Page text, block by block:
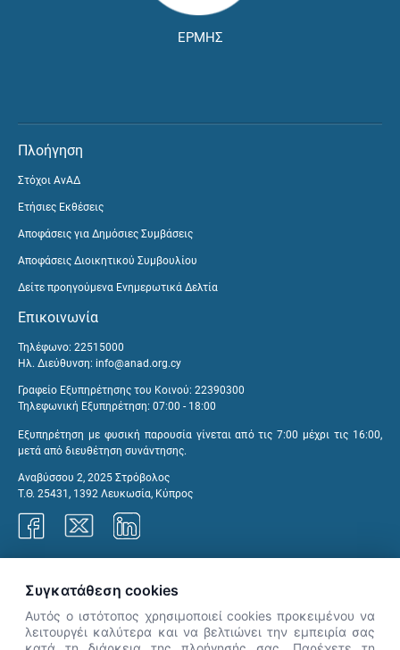
ΕΡΜΗΣ
Πλοήγηση
Στόχοι ΑνΑΔ
Ετήσιες Εκθέσεις
Αποφάσεις για Δημόσιες Συμβάσεις
Αποφάσεις Διοικητικού Συμβουλίου
Δείτε προηγούμενα Ενημερωτικά Δελτία
Επικοινωνία
Τηλέφωνο: 22515000
Ηλ. Διεύθυνση: info@anad.org.cy
Γραφείο Εξυπηρέτησης του Κοινού: 22390300
Τηλεφωνική Εξυπηρέτηση: 07:00 - 18:00
Εξυπηρέτηση με φυσική παρουσία γίνεται από τις 7:00 μέχρι τις 16:00,
μετά από διευθέτηση συνάντησης.
Αναβύσσου 2, 2025 Στρόβολος
Τ.Θ. 25431, 1392 Λευκωσία, Κύπρος
Συγκατάθεση cookies
Αυτός ο ιστότοπος χρησιμοποιεί cookies προκειμένου να
λειτουργέι καλύτερα και να βελτιώνει την εμπειρία σας